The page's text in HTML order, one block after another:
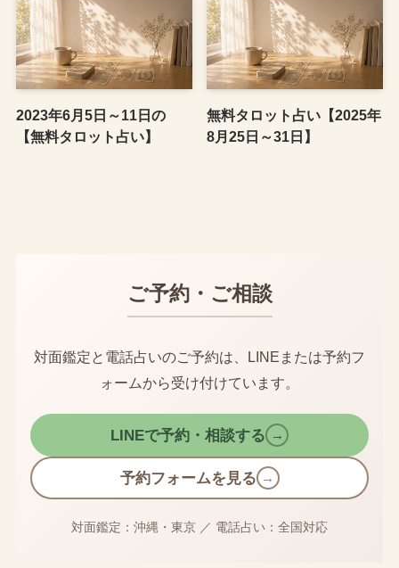
2023年6月5日～11日の
【無料タロット占い】
無料タロット占い【2025年
8月25日～31日】
ご予約・ご相談
対面鑑定と電話占いのご予約は、LINEまたは予約フ
ォームから受け付けています。
LINEで予約・相談する →
予約フォームを見る →
対面鑑定：沖縄・東京 ／ 電話占い：全国対応